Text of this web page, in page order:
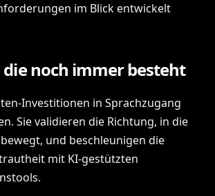
im Blick entwickelt
die noch immer besteht
Investitionen in Sprachzugang
Sie validieren die Richtung, in die
und beschleunigen die
mit KI-gestützten